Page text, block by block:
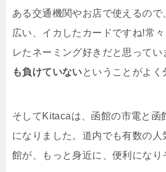
ある交通機関やお店で使えるの
広い、イカしたカードですね!常
レたネーミング好きだと思ってい
も負けていないということがよ
そしてKitacaは、函館の市電と函
になりました。道内でも有数の人
館が、もっと身近に、便利になり